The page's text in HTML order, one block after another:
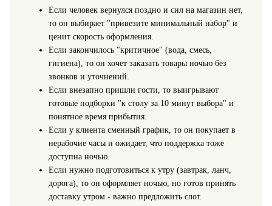
Если человек вернулся поздно и сил на магазин нет,
то он выбирает "привезите минимальный набор" и
ценит скорость оформления.
Если закончилось "критичное" (вода, смесь,
гигиена), то он хочет заказать товары ночью без
звонков и уточнений.
Если внезапно пришли гости, то выигрывают
готовые подборки "к столу за 10 минут выбора" и
понятное время прибытия.
Если у клиента сменный график, то он покупает в
нерабочие часы и ожидает, что поддержка тоже
доступна ночью.
Если нужно подготовиться к утру (завтрак, ланч,
дорога), то он оформляет ночью, но готов принять
доставку утром - важно предложить слот.